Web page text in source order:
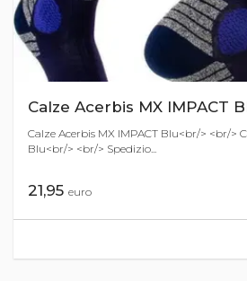
Calze Acerbis MX IMPACT
Calze Acerbis MX IMPACT Blu<br/> <br/>
Blu<br/> <br/> Spedizio...
21,95 euro